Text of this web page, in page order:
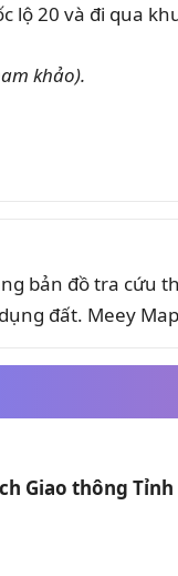
lộ 20 và đi qua
khảo).
bản đồ tra cứu
đất. Meey
Giao thông